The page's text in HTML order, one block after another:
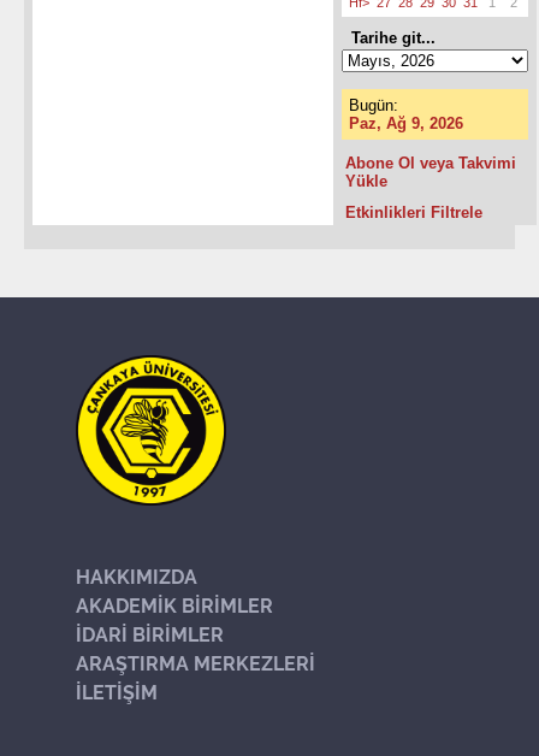
Tarihe git...
Bugün:
Paz, Ağ 9, 2026
Abone Ol veya Takvimi
Yükle
Etkinlikleri Filtrele
HAKKIMIZDA
AKADEMİK BİRİMLER
İDARİ BİRİMLER
ARAŞTIRMA MERKEZLERİ
İLETİŞİM